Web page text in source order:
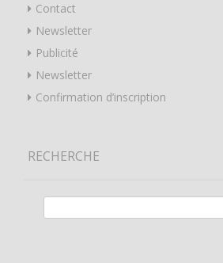
Contact
Newsletter
Publicité
Newsletter
Confirmation d’inscription
RECHERCHE